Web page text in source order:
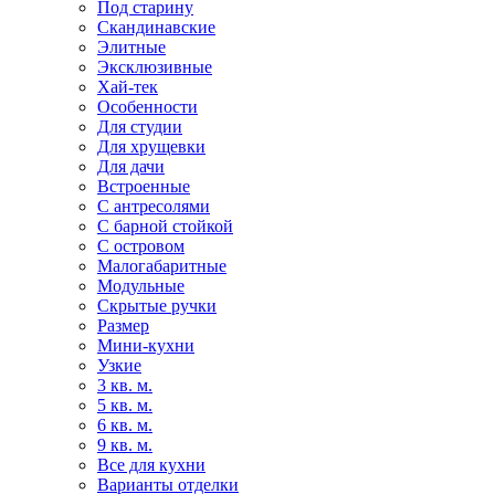
Под старину
Скандинавские
Элитные
Эксклюзивные
Хай-тек
Особенности
Для студии
Для хрущевки
Для дачи
Встроенные
С антресолями
С барной стойкой
С островом
Малогабаритные
Модульные
Скрытые ручки
Размер
Мини-кухни
Узкие
3 кв. м.
5 кв. м.
6 кв. м.
9 кв. м.
Все для кухни
Варианты отделки